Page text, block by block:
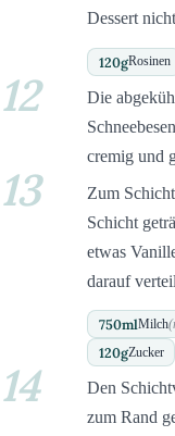
Dessert
120gRosinen
12
Die
cremig und
13
Zum
Schicht
etwas
darauf
750mlMilch
120gZucker
14
Den
zum Rand